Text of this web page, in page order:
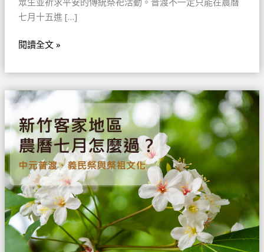
七月十五進 […]
會
次
懂
閱讀全文 »
新
竹
客
家
地
區
農
曆
七
月
怎